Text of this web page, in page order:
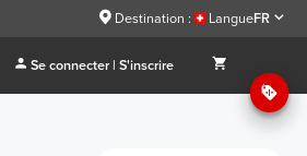
Destination : LangueFR
Se connecter | S'inscrire